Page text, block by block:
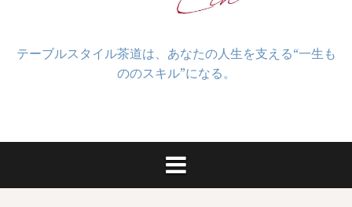
テーブルスタイル茶道は、あなたの人生を支える“一生も
ののスキル”になる。